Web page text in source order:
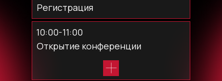
Регистрация
10:00-11:00
Открытие конференции